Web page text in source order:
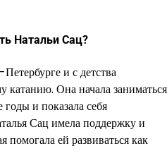
Натальи Сац?
и с детства
катанию. Она начала заниматься
и показала себя
Сац имела поддержку и
помогала ей развиваться как